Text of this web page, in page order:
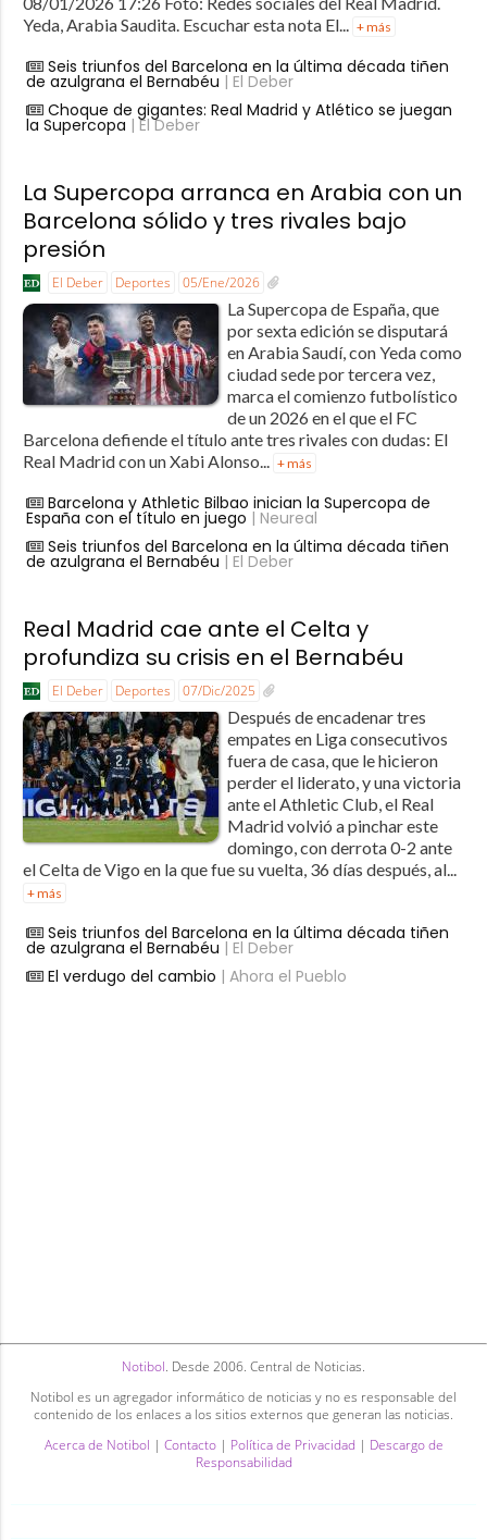
Yeda, Arabia Saudita. Escuchar esta nota El... + más
Seis triunfos del Barcelona en la última década tiñen
de azulgrana el Bernabéu | El Deber
Choque de gigantes: Real Madrid y Atlético se juegan
la Supercopa | El Deber
La Supercopa arranca en Arabia con un
Barcelona sólido y tres rivales bajo
presión
El Deber Deportes 05/Ene/2026
La Supercopa de España, que
por sexta edición se disputará
en Arabia Saudí, con Yeda como
ciudad sede por tercera vez,
marca el comienzo futbolístico
de un 2026 en el que el FC
Barcelona defiende el título ante tres rivales con dudas: El
Real Madrid con un Xabi Alonso... + más
Barcelona y Athletic Bilbao inician la Supercopa de
España con el título en juego | Neureal
Seis triunfos del Barcelona en la última década tiñen
de azulgrana el Bernabéu | El Deber
Real Madrid cae ante el Celta y
profundiza su crisis en el Bernabéu
El Deber Deportes 07/Dic/2025
Después de encadenar tres
empates en Liga consecutivos
fuera de casa, que le hicieron
perder el liderato, y una victoria
ante el Athletic Club, el Real
Madrid volvió a pinchar este
domingo, con derrota 0-2 ante
el Celta de Vigo en la que fue su vuelta, 36 días después, al...
+ más
Seis triunfos del Barcelona en la última década tiñen
de azulgrana el Bernabéu | El Deber
El verdugo del cambio | Ahora el Pueblo
Notibol. Desde 2006. Central de Noticias.
Notibol es un agregador informático de noticias y no es responsable del
contenido de los enlaces a los sitios externos que generan las noticias.
Acerca de Notibol | Contacto| Política de Privacidad | Descargo de
Responsabilidad